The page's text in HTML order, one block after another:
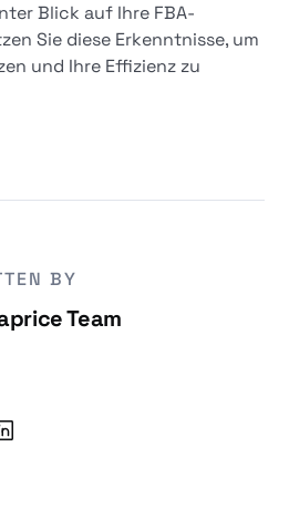
Blick auf Ihre FBA-
Sie diese Erkenntnisse, um
und Ihre Effizienz zu
BY
Team